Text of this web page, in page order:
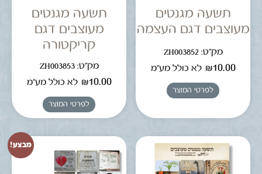
תשעה מגנטים
מעוצבים דגם העצמה
מק"ט: ZH003852
₪10.00 לא כולל מע"מ
לפרטי המוצר
תשעה מגנטים
מעוצבים דגם
קריקטורה
מק"ט: ZH003853
₪10.00 לא כולל מע"מ
לפרטי המוצר
מבצע!